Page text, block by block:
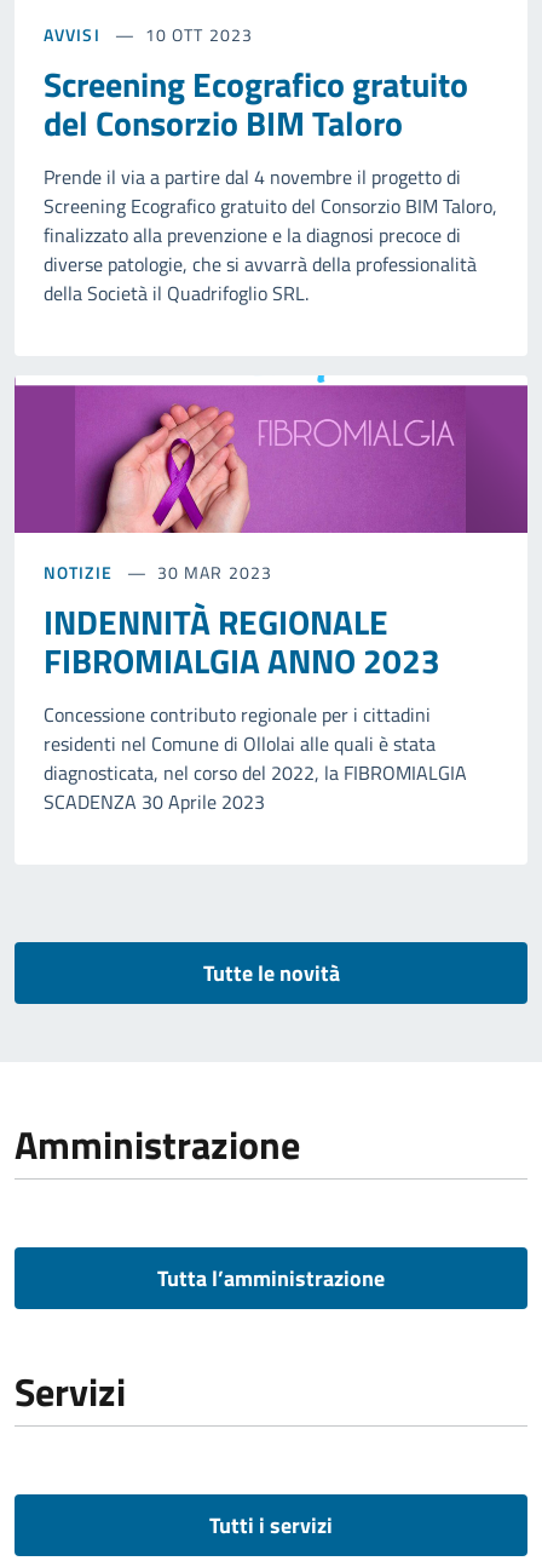
AVVISI 10 OTT 2023
Screening Ecografico gratuito
del Consorzio BIM Taloro
Prende il via a partire dal 4 novembre il progetto di
Screening Ecografico gratuito del Consorzio BIM Taloro,
finalizzato alla prevenzione e la diagnosi precoce di
diverse patologie, che si avvarrà della professionalità
della Società il Quadrifoglio SRL.
NOTIZIE 30 MAR 2023
INDENNITÀ REGIONALE
FIBROMIALGIA ANNO 2023
Concessione contributo regionale per i cittadini
residenti nel Comune di Ollolai alle quali è stata
diagnosticata, nel corso del 2022, la FIBROMIALGIA
SCADENZA 30 Aprile 2023
Tutte le novità
Amministrazione
Tutta l’amministrazione
Servizi
Tutti i servizi